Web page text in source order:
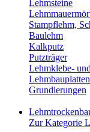
Lehmsteine
Stampflehm,
Baulehm
Kalkputz
Putzträger
Lehmklebe-
Lehmbauplatten
Grundierungen
Zur Kategorie